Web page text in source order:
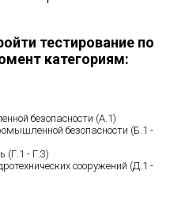
тестирование по
категориям:
безопасности (A.1)
безопасности (Б.1 -
(Г.1 - Г.3)
сооружений (Д.1 -